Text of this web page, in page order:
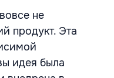
не
продукт. Эта
идея была